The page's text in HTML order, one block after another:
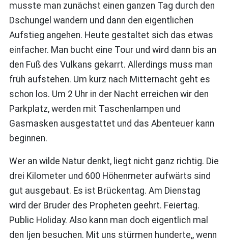
musste man zunächst einen ganzen Tag durch den
Dschungel wandern und dann den eigentlichen
Aufstieg angehen. Heute gestaltet sich das etwas
einfacher. Man bucht eine Tour und wird dann bis an
den Fuß des Vulkans gekarrt. Allerdings muss man
früh aufstehen. Um kurz nach Mitternacht geht es
schon los. Um 2 Uhr in der Nacht erreichen wir den
Parkplatz, werden mit Taschenlampen und
Gasmasken ausgestattet und das Abenteuer kann
beginnen.
Wer an wilde Natur denkt, liegt nicht ganz richtig. Die
drei Kilometer und 600 Höhenmeter aufwärts sind
gut ausgebaut. Es ist Brückentag. Am Dienstag
wird der Bruder des Propheten geehrt. Feiertag.
Public Holiday. Also kann man doch eigentlich mal
den Ijen besuchen. Mit uns stürmen hunderte,, wenn